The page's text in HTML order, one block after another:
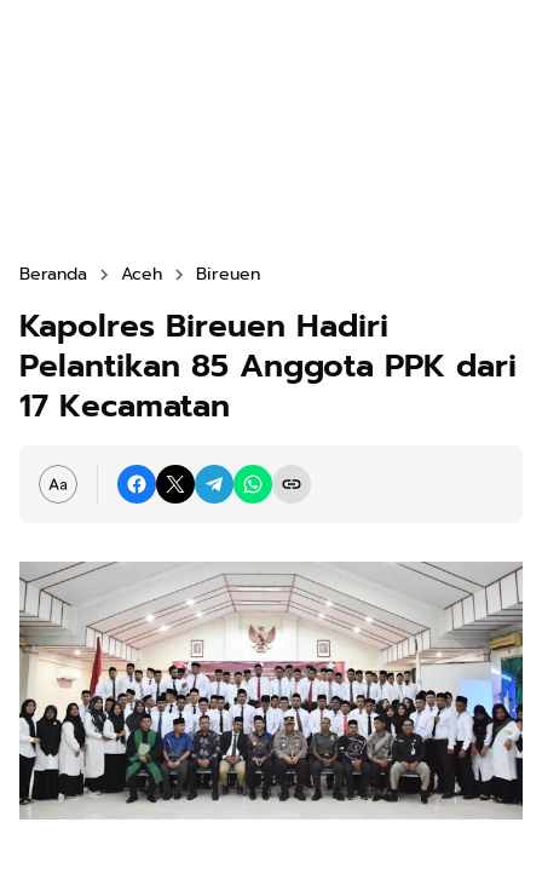
Beranda Aceh Bireuen
Kapolres Bireuen Hadiri
Pelantikan 85 Anggota PPK dari
17 Kecamatan